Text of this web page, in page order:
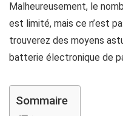
Malheureusement, le
est limité, mais ce n’est
trouverez des moyens
batterie électronique de
Sommaire